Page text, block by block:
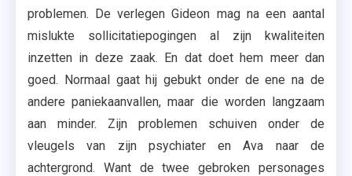
problemen. De verlegen Gideon mag na een aantal
mislukte sollicitatiepogingen al zijn kwaliteiten
inzetten in deze zaak. En dat doet hem meer dan
goed. Normaal gaat hij gebukt onder de ene na de
andere paniekaanvallen, maar die worden langzaam
aan minder. Zijn problemen schuiven onder de
vleugels van zijn psychiater en Ava naar de
achtergrond. Want de twee gebroken personages